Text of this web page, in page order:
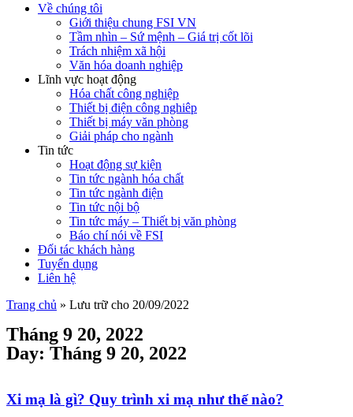
Về chúng tôi
Giới thiệu chung FSI VN
Tầm nhìn – Sứ mệnh – Giá trị cốt lõi
Trách nhiệm xã hội
Văn hóa doanh nghiệp
Lĩnh vực hoạt động
Hóa chất công nghiệp
Thiết bị điện công nghiêp
Thiết bị máy văn phòng
Giải pháp cho ngành
Tin tức
Hoạt động sự kiện
Tin tức ngành hóa chất
Tin tức ngành điện
Tin tức nội bộ
Tin tức máy – Thiết bị văn phòng
Báo chí nói về FSI
Đối tác khách hàng
Tuyển dụng
Liên hệ
Trang chủ » Lưu trữ cho 20/09/2022
Tháng 9 20, 2022
Day: Tháng 9 20, 2022
Xi mạ là gì? Quy trình xi mạ như thế nào?